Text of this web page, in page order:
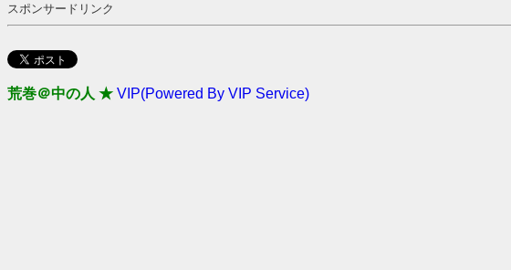
スポンサードリンク
荒巻＠中の人 ★ VIP(Powered By VIP Service)